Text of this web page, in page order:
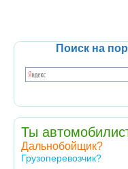
Поиск на
Ты
Дальнобойщик?
Грузоперевозчик?